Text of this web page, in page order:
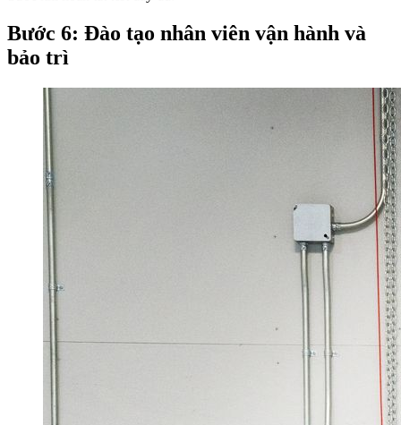
Bước 6: Đào tạo nhân viên vận hành và
bảo trì